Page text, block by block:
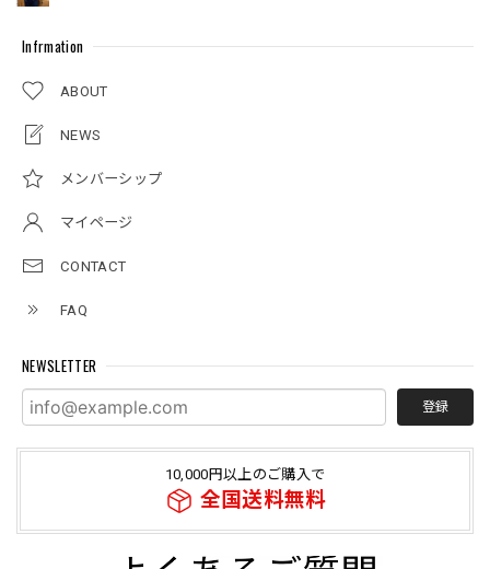
Infrmation
ABOUT
NEWS
メンバーシップ
マイページ
CONTACT
FAQ
NEWSLETTER
登録
10,000円以上のご購入で
全国送料無料